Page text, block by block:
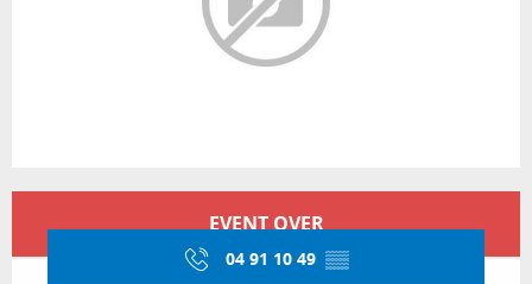
EVENT OVER
04 91 10 49 ▒▒